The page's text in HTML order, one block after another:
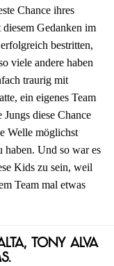
Chance ihres
Gedanken im
bestritten,
viele andere haben
traurig mit
ein eigenes Team
diese Chance
Welle möglichst
haben. Und so war es
Kids zu sein, weil
Team mal etwas
Tony Alva